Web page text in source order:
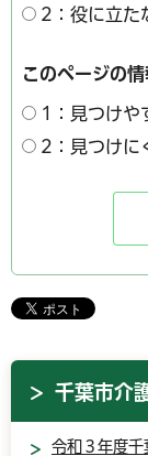
2：役に立た
このページの
1：見つけや
2：見つけに
千葉市介
令和３年度